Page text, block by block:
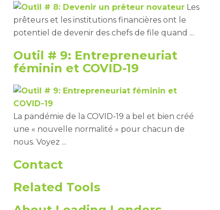
Les
prêteurs et les institutions financières ont le
potentiel de devenir des chefs de file quand ...
Outil # 9: Entrepreneuriat
féminin et COVID-19
La pandémie de la COVID-19 a bel et bien créé
une « nouvelle normalité » pour chacun de
nous. Voyez ...
Contact
Related Tools